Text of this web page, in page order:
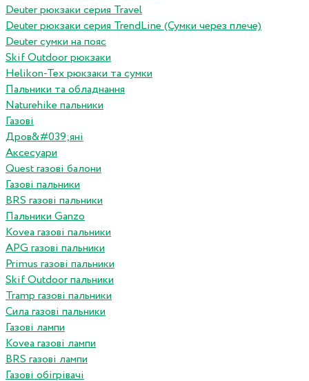
Deuter рюкзаки серия Travel
Deuter рюкзаки серия TrendLine (Сумки через плече)
Deuter сумки на пояс
Skif Outdoor рюкзаки
Helikon-Tex рюкзаки та сумки
Пальники та обладнання
Naturehike пальники
Газові
Дров&#039;яні
Аксесуари
Quest газові балони
Газові пальники
BRS газові пальники
Пальники Ganzo
Kovea газові пальники
APG газові пальники
Primus газові пальники
Skif Outdoor пальники
Tramp газові пальники
Сила газові пальники
Газові лампи
Kovea газові лампи
BRS газові лампи
Газові обігрівачі